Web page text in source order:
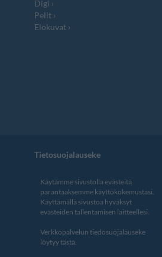
Digi
Pelit
Elokuvat
Tietosuojalauseke
Käytämme sivustolla evästeitä
parantaaksemme käyttökokemustasi.
Käyttämällä sivustoa hyväksyt
evästeiden tallentamisen laitteellesi.
Verkkopalvelun tiedosuojalauseke
löytyy tästä